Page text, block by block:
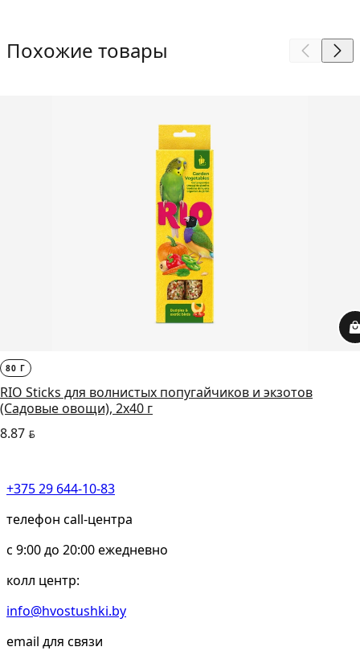
Похожие товары
80 Г
RIO Sticks для волнистых попугайчиков и экзотов
(Садовые овощи), 2х40 г
8.87 BYN
+375 29 644-10-83
телефон call-центра
c 9:00 до 20:00 ежедневно
колл центр:
info@hvostushki.by
email для связи